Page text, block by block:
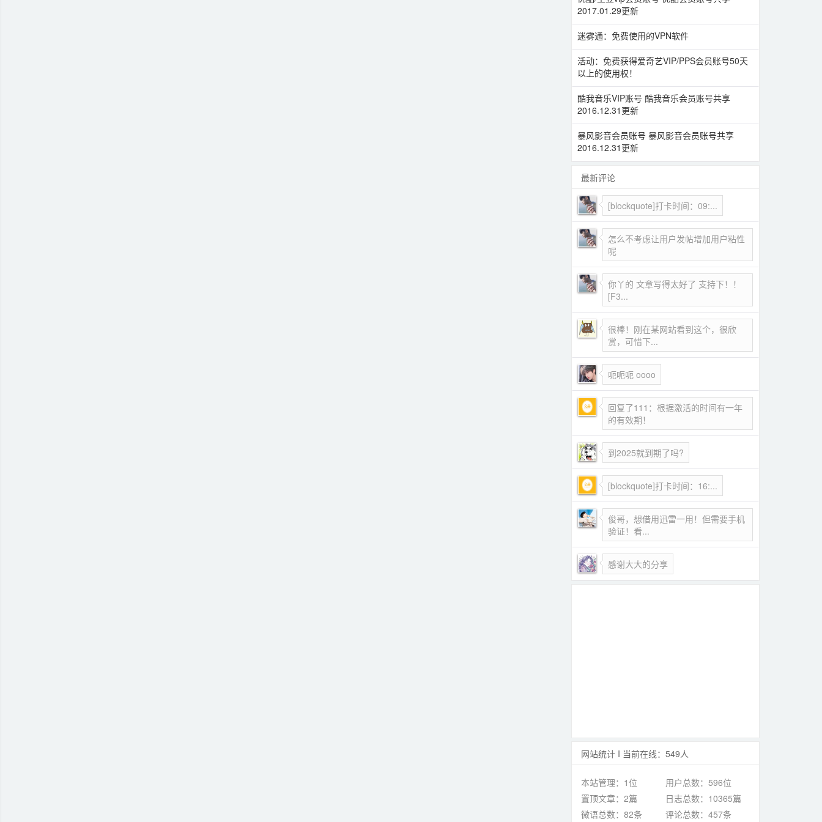
2017.01.29更新
迷雾通：免费使用的VPN软件
活动：免费获得爱奇艺VIP/PPS会员账号50天
以上的使用权！
酷我音乐VIP账号 酷我音乐会员账号共享
2016.12.31更新
暴风影音会员账号 暴风影音会员账号共享
2016.12.31更新
最新评论
[blockquote]打卡时间：09:...
怎么不考虑让用户发帖增加用户粘性
呢
你丫的 文章写得太好了 支持下！！
[F3...
很棒！刚在某网站看到这个，很欣
赏，可惜下...
呃呃呃 oooo
回复了111：根据激活的时间有一年
的有效期！
到2025就到期了吗?
[blockquote]打卡时间：16:...
俊哥，想借用迅雷一用！但需要手机
验证！看...
感谢大大的分享
网站统计 I 当前在线：549人
本站管理：1位
用户总数：596位
置顶文章：2篇
日志总数：10365篇
微语总数：82条
评论总数：457条